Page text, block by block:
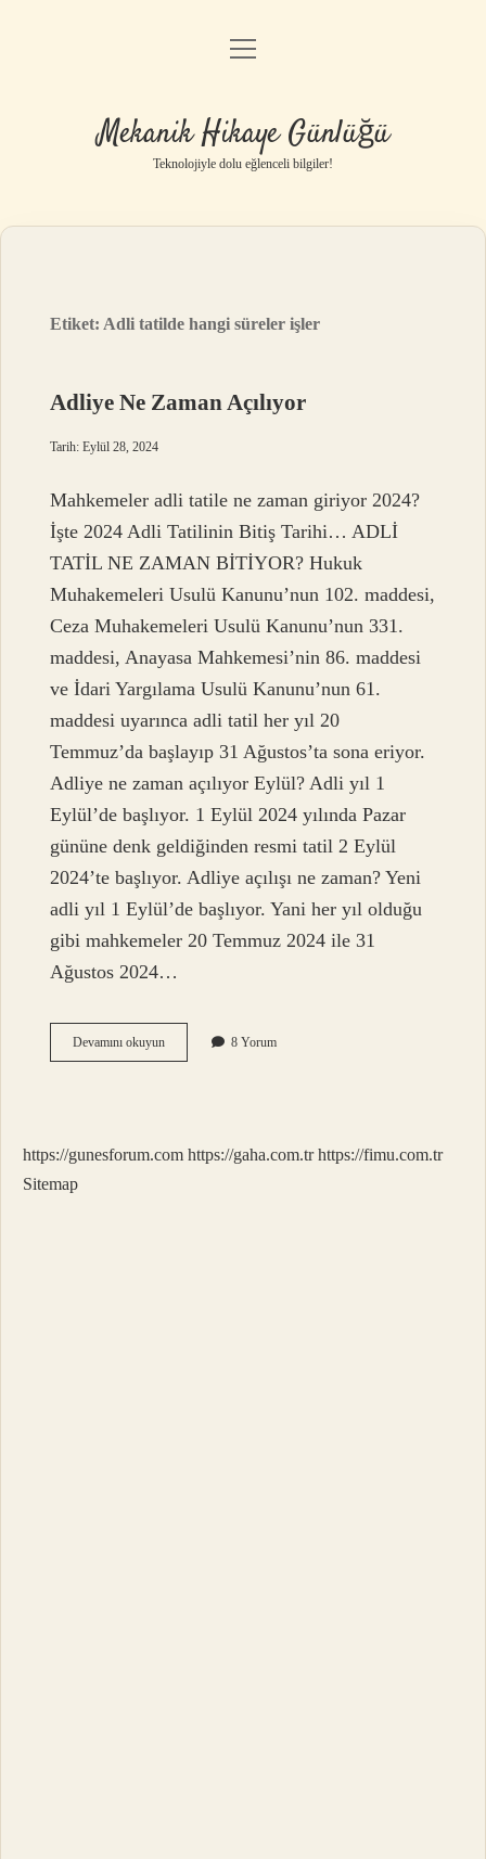
Anasayfa
Yasal Uyarı
menüyü
Mekanik Hikaye Günlüğü
Teknolojiyle dolu eğlenceli bilgiler!
Etiket: Adli tatilde hangi süreler işler
Adliye Ne Zaman Açılıyor
Tarih: Eylül 28, 2024
Mahkemeler adli tatile ne zaman giriyor 2024?
İşte 2024 Adli Tatilinin Bitiş Tarihi… ADLİ
TATİL NE ZAMAN BİTİYOR? Hukuk
Muhakemeleri Usulü Kanunu’nun 102. maddesi,
Ceza Muhakemeleri Usulü Kanunu’nun 331.
maddesi, Anayasa Mahkemesi’nin 86. maddesi
ve İdari Yargılama Usulü Kanunu’nun 61.
maddesi uyarınca adli tatil her yıl 20
Temmuz’da başlayıp 31 Ağustos’ta sona eriyor.
Adliye ne zaman açılıyor Eylül? Adli yıl 1
Eylül’de başlıyor. 1 Eylül 2024 yılında Pazar
gününe denk geldiğinden resmi tatil 2 Eylül
2024’te başlıyor. Adliye açılışı ne zaman? Yeni
adli yıl 1 Eylül’de başlıyor. Yani her yıl olduğu
gibi mahkemeler 20 Temmuz 2024 ile 31
Ağustos 2024…
Devamını okuyunAdliye
Ne
8 Yorum
https://gunesforum.com https://gaha.com.tr https://fimu.com.tr
Sitemap